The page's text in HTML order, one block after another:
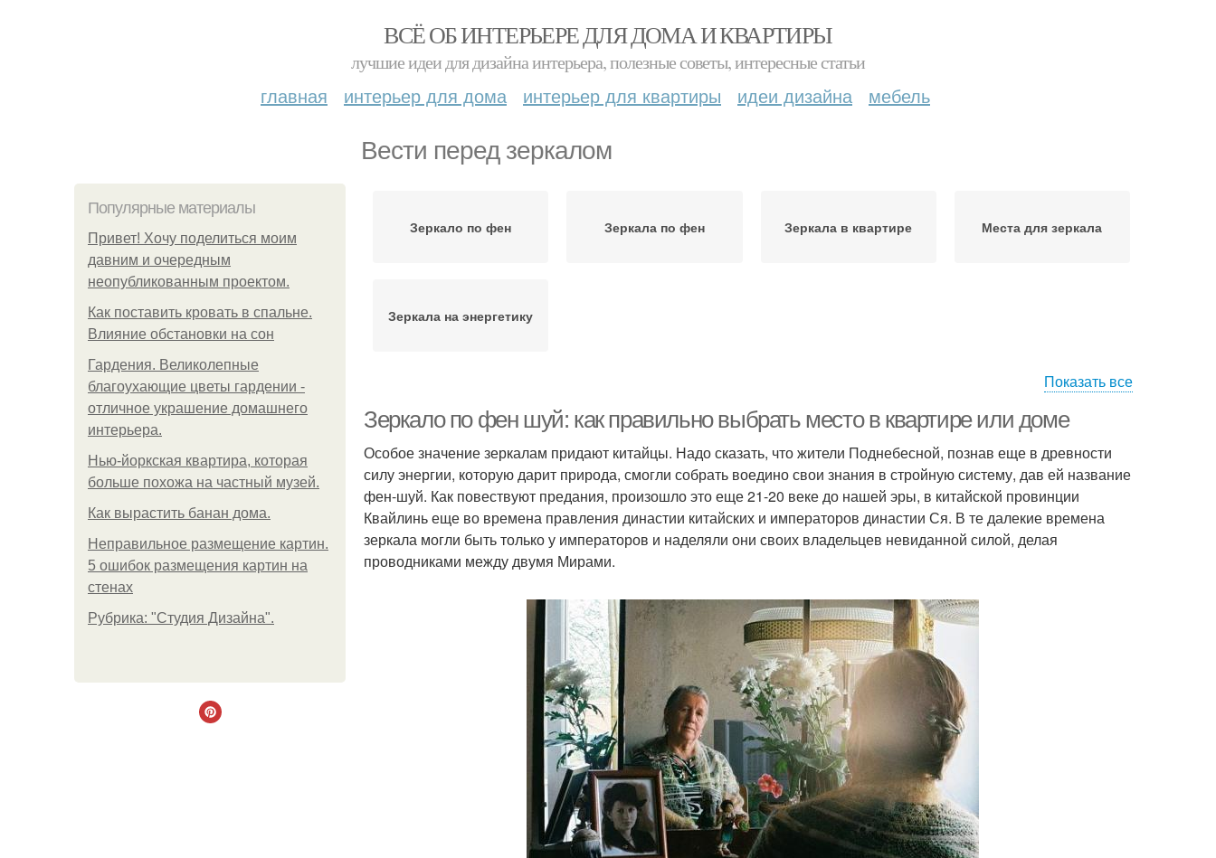
ВСЁ ОБ ИНТЕРЬЕРЕ ДЛЯ ДОМА И КВАРТИРЫ
лучшие идеи для дизайна интерьера, полезные советы, интересные статьи
главная интерьер для дома интерьер для квартиры идеи дизайна мебель
Вести перед зеркалом
Популярные материалы
Привет! Хочу поделиться моим
давним и очередным
неопубликованным проектом.
Как поставить кровать в спальне.
Влияние обстановки на сон
Гардения. Великолепные
благоухающие цветы гардении -
отличное украшение домашнего
интерьера.
Нью-йоркская квартира, которая
больше похожа на частный музей.
Как вырастить банан дома.
Неправильное размещение картин.
5 ошибок размещения картин на
стенах
Рубрика: "Студия Дизайна".
Зеркало по фен Зеркала по фен Зеркала в квартире Места для зеркала
Зеркала на энергетику
Показать все
Зеркало по фен шуй: как правильно выбрать место в квартире или доме
Особое значение зеркалам придают китайцы. Надо сказать, что жители Поднебесной, познав еще в древности
силу энергии, которую дарит природа, смогли собрать воедино свои знания в стройную систему, дав ей название
фен-шуй. Как повествуют предания, произошло это еще 21-20 веке до нашей эры, в китайской провинции
Квайлинь еще во времена правления династии китайских и императоров династии Ся. В те далекие времена
зеркала могли быть только у императоров и наделяли они своих владельцев невиданной силой, делая
проводниками между двумя Мирами.